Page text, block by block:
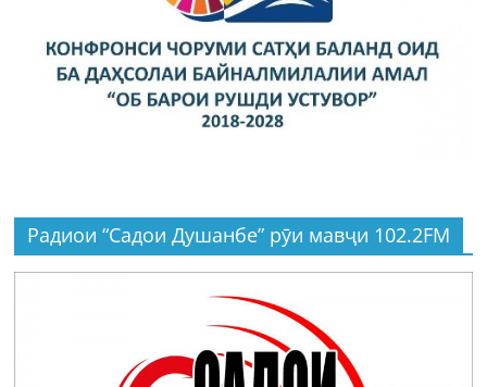
Радиои “Садои Душанбе” рӯи мавҷи 102.2FM